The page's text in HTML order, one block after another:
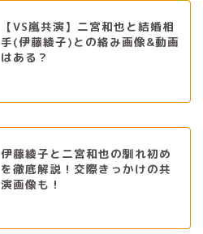
【VS嵐共演】二宮和也と結婚相
手(伊藤綾子)との絡み画像&動画
はある？
伊藤綾子と二宮和也の馴れ初め
を徹底解説！交際きっかけの共
演画像も！